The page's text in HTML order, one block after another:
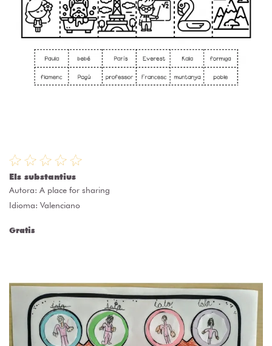
Els substantius
Autora: A place for sharing
Idioma: Valenciano
Gratis